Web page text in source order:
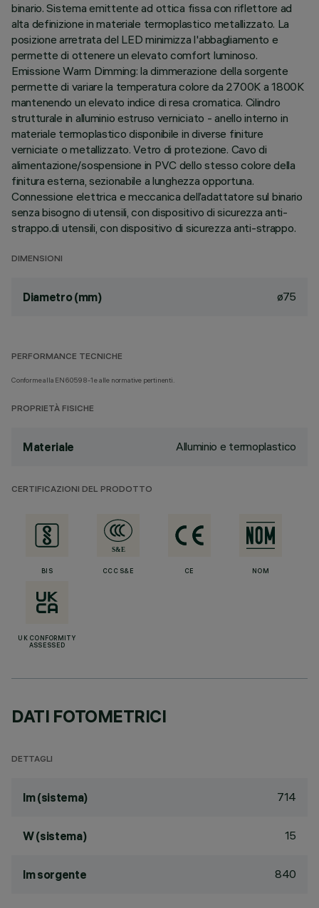
binario. Sistema emittente ad ottica fissa con riflettore ad
alta definizione in materiale termoplastico metallizzato. La
posizione arretrata del LED minimizza l'abbagliamento e
permette di ottenere un elevato comfort luminoso.
Emissione Warm Dimming: la dimmerazione della sorgente
permette di variare la temperatura colore da 2700K a 1800K
mantenendo un elevato indice di resa cromatica. Cilindro
strutturale in alluminio estruso verniciato - anello interno in
materiale termoplastico disponibile in diverse finiture
verniciate o metallizzato. Vetro di protezione. Cavo di
alimentazione/sospensione in PVC dello stesso colore della
finitura esterna, sezionabile a lunghezza opportuna.
Connessione elettrica e meccanica dell’adattatore sul binario
senza bisogno di utensili, con dispositivo di sicurezza anti-
strappo.di utensili, con dispositivo di sicurezza anti-strappo.
DIMENSIONI
Diametro (mm) ø75
PERFORMANCE TECNICHE
Conforme alla EN60598-1 e alle normative pertinenti.
PROPRIETÀ FISICHE
Materiale Alluminio e termoplastico
CERTIFICAZIONI DEL PRODOTTO
BIS CCC S&E CE NOM
UK CONFORMITY
ASSESSED
DATI FOTOMETRICI
DETTAGLI
lm (sistema) 714
W (sistema) 15
lm sorgente 840